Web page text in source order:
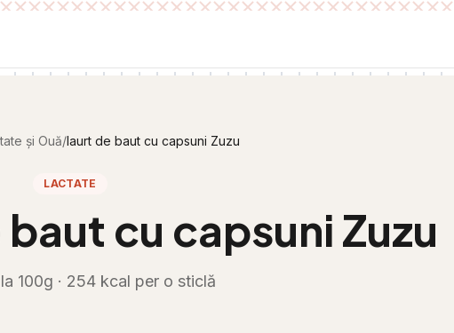
și Ouă/Iaurt de baut cu capsuni Zuzu
LACTATE
cu capsuni Zuzu
la 100g · 254kcal per o sticlă